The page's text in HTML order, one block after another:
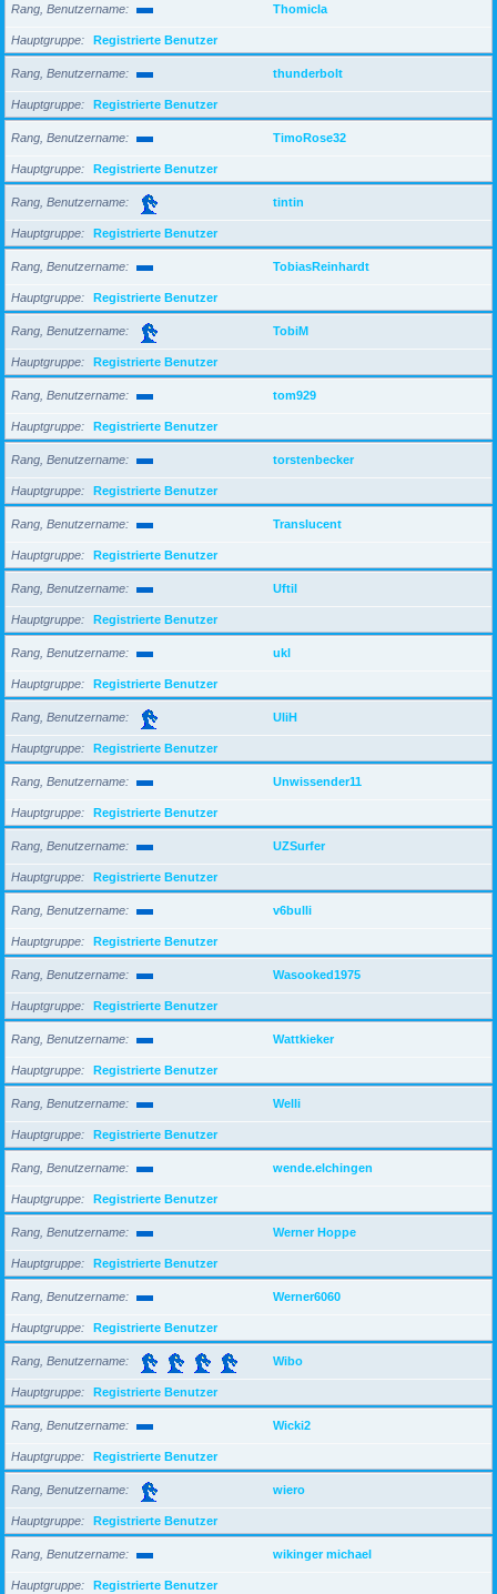
Rang, Benutzername Thomicla
Hauptgruppe Registrierte Benutzer
Rang, Benutzername thunderbolt
Hauptgruppe Registrierte Benutzer
Rang, Benutzername TimoRose32
Hauptgruppe Registrierte Benutzer
Rang, Benutzername tintin
Hauptgruppe Registrierte Benutzer
Rang, Benutzername TobiasReinhardt
Hauptgruppe Registrierte Benutzer
Rang, Benutzername TobiM
Hauptgruppe Registrierte Benutzer
Rang, Benutzername tom929
Hauptgruppe Registrierte Benutzer
Rang, Benutzername torstenbecker
Hauptgruppe Registrierte Benutzer
Rang, Benutzername Translucent
Hauptgruppe Registrierte Benutzer
Rang, Benutzername Uftil
Hauptgruppe Registrierte Benutzer
Rang, Benutzername ukl
Hauptgruppe Registrierte Benutzer
Rang, Benutzername UliH
Hauptgruppe Registrierte Benutzer
Rang, Benutzername Unwissender11
Hauptgruppe Registrierte Benutzer
Rang, Benutzername UZSurfer
Hauptgruppe Registrierte Benutzer
Rang, Benutzername v6bulli
Hauptgruppe Registrierte Benutzer
Rang, Benutzername Wasooked1975
Hauptgruppe Registrierte Benutzer
Rang, Benutzername Wattkieker
Hauptgruppe Registrierte Benutzer
Rang, Benutzername Welli
Hauptgruppe Registrierte Benutzer
Rang, Benutzername wende.elchingen
Hauptgruppe Registrierte Benutzer
Rang, Benutzername Werner Hoppe
Hauptgruppe Registrierte Benutzer
Rang, Benutzername Werner6060
Hauptgruppe Registrierte Benutzer
Rang, Benutzername Wibo
Hauptgruppe Registrierte Benutzer
Rang, Benutzername Wicki2
Hauptgruppe Registrierte Benutzer
Rang, Benutzername wiero
Hauptgruppe Registrierte Benutzer
Rang, Benutzername wikinger michael
Hauptgruppe Registrierte Benutzer